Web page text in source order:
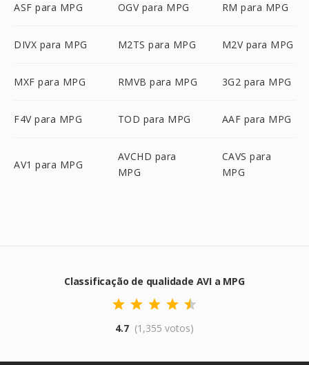
ASF para MPG OGV para MPG RM para MPG
DIVX para MPG M2TS para MPG M2V para MPG
MXF para MPG RMVB para MPG 3G2 para MPG
F4V para MPG TOD para MPG AAF para MPG
AV1 para MPG
AVCHD para
MPG
CAVS para
MPG
Classificação de qualidade AVI a MPG
4.7 (1,355 votos)